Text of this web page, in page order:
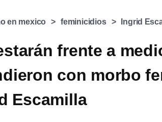
en mexico feminicidios Ingrid
frente a
con morbo
Escamilla